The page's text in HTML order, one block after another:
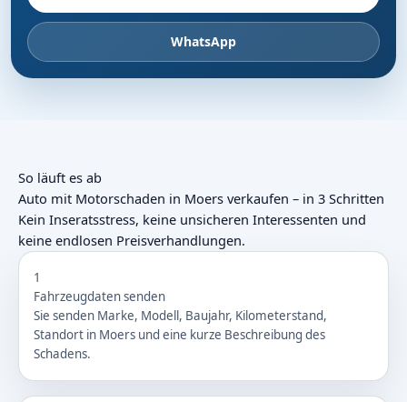
WhatsApp
So läuft es ab
Auto mit Motorschaden in Moers verkaufen – in 3 Schritten
Kein Inseratsstress, keine unsicheren Interessenten und
keine endlosen Preisverhandlungen.
1
Fahrzeugdaten senden
Sie senden Marke, Modell, Baujahr, Kilometerstand,
Standort in Moers und eine kurze Beschreibung des
Schadens.